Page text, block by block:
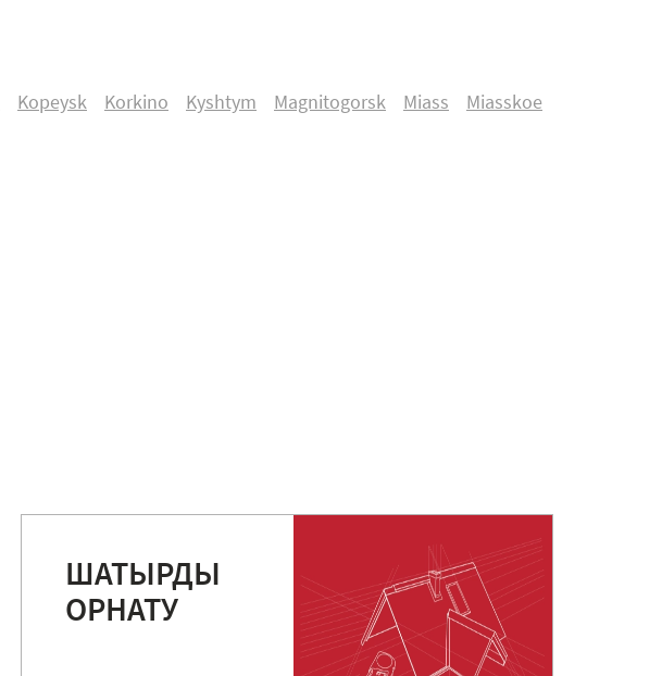
Kopeysk Korkino Kyshtym Magnitogorsk Miass
Miasskoe
ШАТЫРДЫ
ОРНАТУ